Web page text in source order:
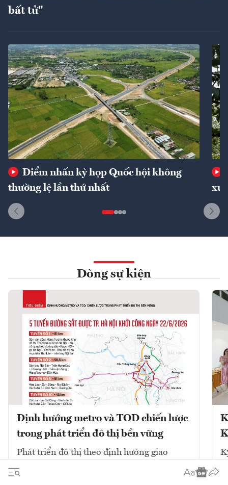
bất tử"
Điểm nhấn kỳ họp Quốc hội không
thường lệ lần thứ nhất
Dòng sự kiện
Định hướng metro và TOD chiến lược
trong phát triển đô thị bền vững
Phát triển đô thị theo định hướng giao
thông công cộng (TOD) kết hợp với mạng